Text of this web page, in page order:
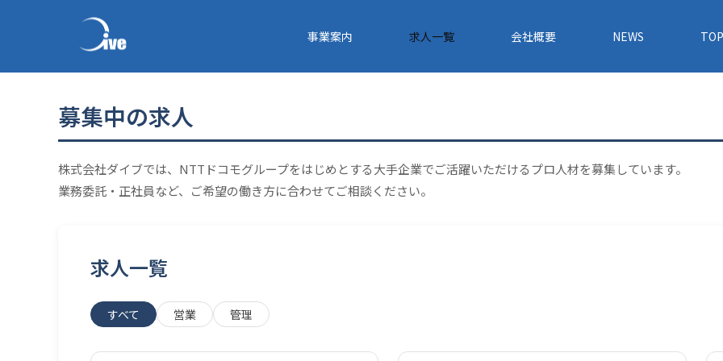
事業案内 求人一覧 会社概要 NEWS
募集中の求人
株式会社ダイブでは、NTTドコモグループをはじめとする大手企業でご活躍いただけるプロ人材を募集しています。
業務委託・正社員など、ご希望の働き方に合わせてご相談ください。
求人一覧
すべて 営業 管理